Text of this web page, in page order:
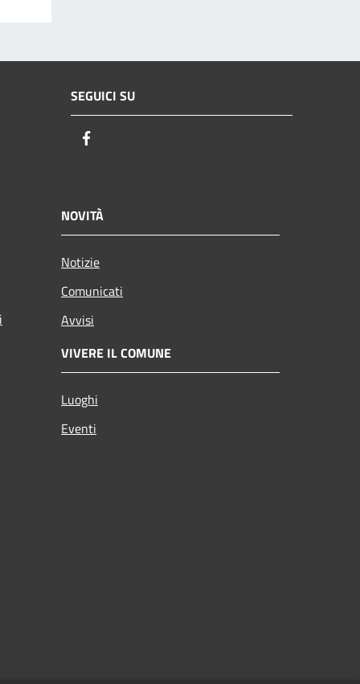
SEGUICI SU
NOVITÀ
Notizie
Comunicati
Avvisi
VIVERE IL COMUNE
Luoghi
Eventi